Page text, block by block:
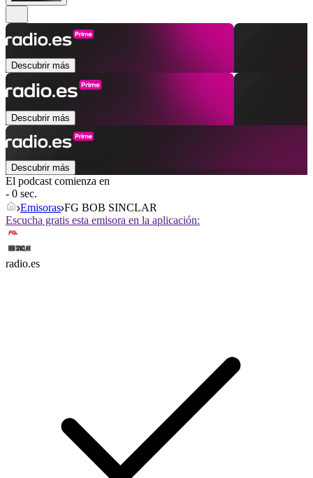
Descubrir más
Descubrir más
Descubrir más
El podcast comienza en
- 0 sec.
Emisoras FG BOB SINCLAR
Escucha gratis esta emisora en la aplicación:
radio.es